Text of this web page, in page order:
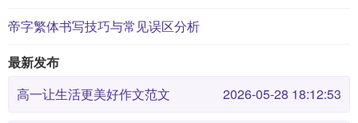
帝字繁体书写技巧与常见误区分析
最新发布
高一让生活更美好作文范文
2026-05-28 18:12:53